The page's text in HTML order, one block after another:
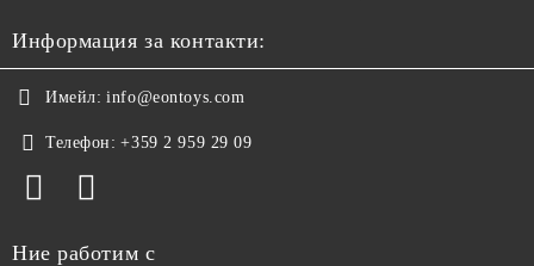
Информация за контакти:
Имейл: info@eontoys.com
Телефон: +359 2 959 29 09
Ние работим с